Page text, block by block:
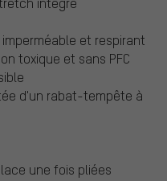
et respirant
toxique et sans PFC
d'un rabat-tempête à
une fois pliées